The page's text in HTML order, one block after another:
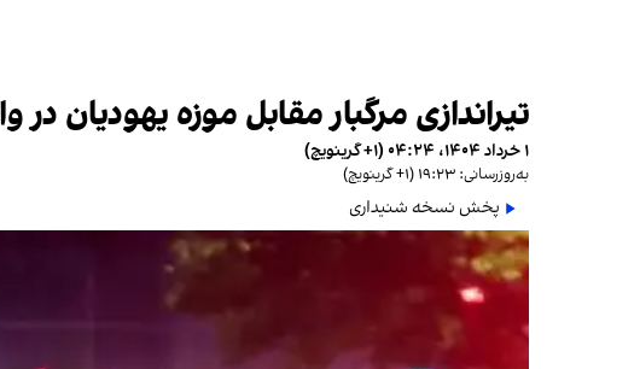
تیراندازی مرگبار مقابل موزه یهودیان
۱ خرداد ۱۴۰۴، ۰۴:۲۴ (‎+۱ گرینویچ)
به‌روزرسانی: ۱۹:۲۳ (‎+۱ گرینویچ)
پخش نسخه شنیداری